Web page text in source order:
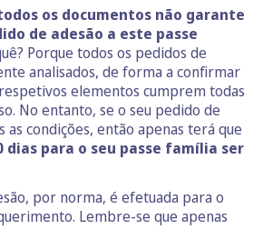
os documentos não garante
de adesão a este passe
Porque todos os pedidos de
analisados, de forma a confirmar
elementos cumprem todas
No entanto, se o seu pedido de
as condições, então apenas terá que
dias para o seu passe família ser
por norma, é efetuada para o
Lembre-se que apenas